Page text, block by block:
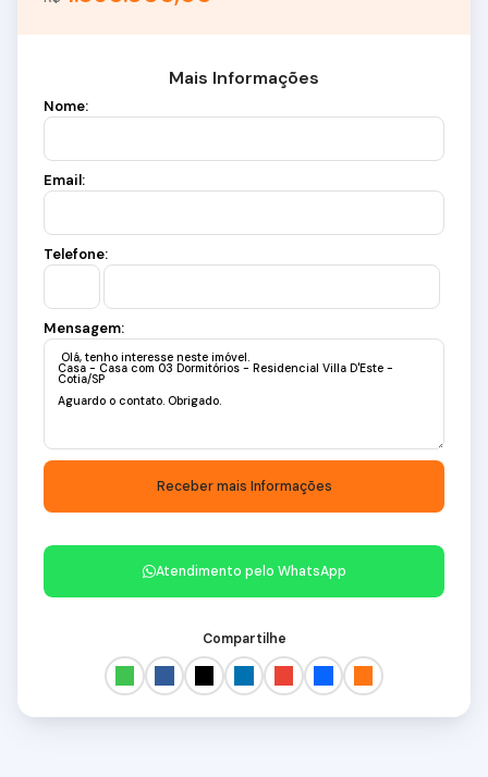
Mais Informações
Nome:
Email:
Telefone:
Mensagem:
Atendimento pelo WhatsApp
Compartilhe